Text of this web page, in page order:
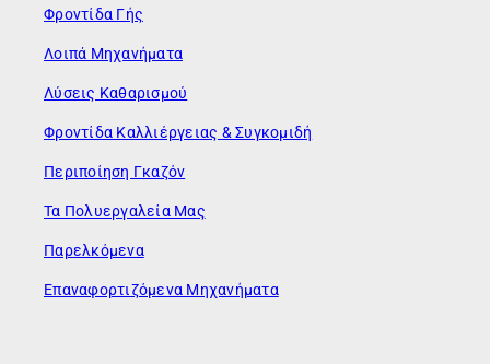
Φροντίδα Γής
Λοιπά Μηχανήματα
Λύσεις Καθαρισμού
Φροντίδα Καλλιέργειας & Συγκομιδή
Περιποίηση Γκαζόν
Τα Πολυεργαλεία Μας
Παρελκόμενα
Επαναφορτιζόμενα Μηχανήματα